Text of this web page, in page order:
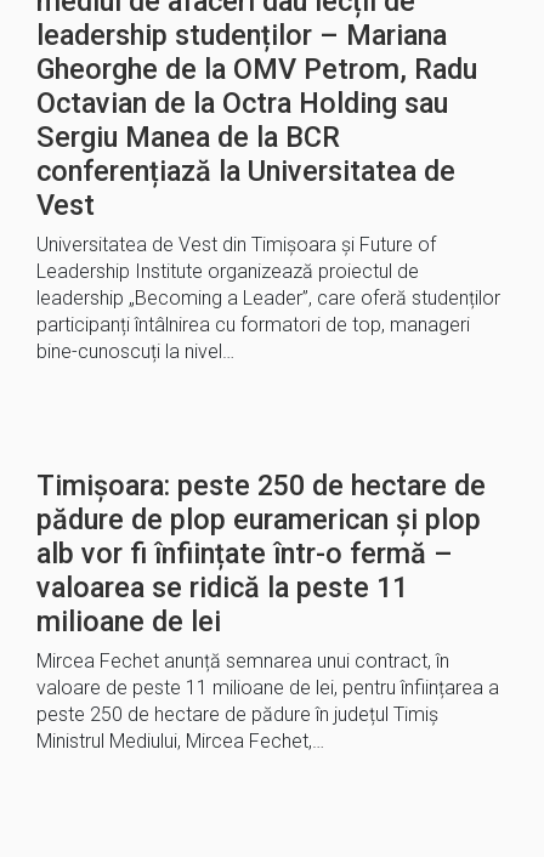
leadership studenților – Mariana
Gheorghe de la OMV Petrom, Radu
Octavian de la Octra Holding sau
Sergiu Manea de la BCR
conferențiază la Universitatea de
Vest
Universitatea de Vest din Timișoara și Future of
Leadership Institute organizează proiectul de
leadership „Becoming a Leader”, care oferă studenților
participanți întâlnirea cu formatori de top, manageri
bine-cunoscuți la nivel…
Timișoara: peste 250 de hectare de
pădure de plop euramerican și plop
alb vor fi înființate într-o fermă –
valoarea se ridică la peste 11
milioane de lei
Mircea Fechet anunță semnarea unui contract, în
valoare de peste 11 milioane de lei, pentru înființarea a
peste 250 de hectare de pădure în județul Timiș
Ministrul Mediului, Mircea Fechet,…